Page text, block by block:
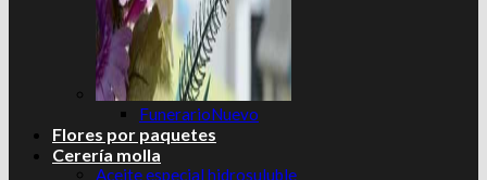
Funerario
Flores por paquetes
Cerería molla
Aceite especial hidrosuluble